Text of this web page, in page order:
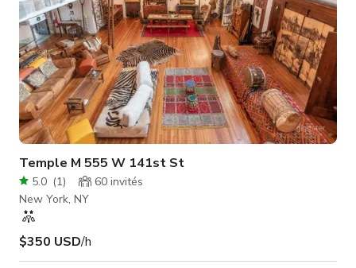
Temple M 555 W 141st St
5.0 (1) 60 invités
New York, NY
$350 USD/h